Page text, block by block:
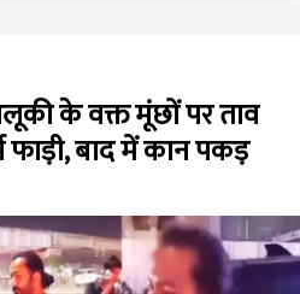
के वक्त मूंछों पर ताव
फाड़ी, बाद में कान पकड़